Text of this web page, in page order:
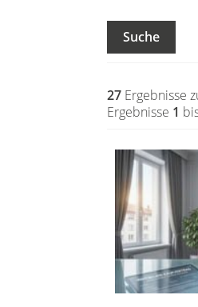
Suche
27 Ergebnisse
Ergebnisse 1